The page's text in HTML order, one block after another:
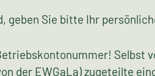
geben Sie bitte Ihr
Selbst
der EWGaLa) zugeteilte